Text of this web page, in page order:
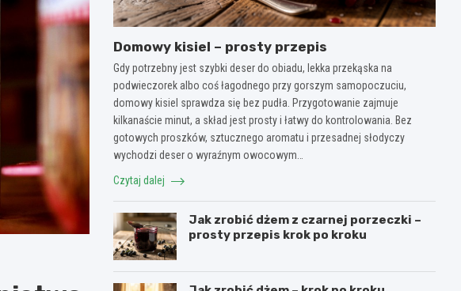
Domowy kisiel – prosty przepis
Gdy potrzebny jest szybki deser do obiadu, lekka przekąska na
podwieczorek albo coś łagodnego przy gorszym samopoczuciu,
domowy kisiel sprawdza się bez pudła. Przygotowanie zajmuje
kilkanaście minut, a skład jest prosty i łatwy do kontrolowania. Bez
gotowych proszków, sztucznego aromatu i przesadnej słodyczy
wychodzi deser o wyraźnym owocowym…
Czytaj dalej
Jak zrobić dżem z czarnej porzeczki –
prosty przepis krok po kroku